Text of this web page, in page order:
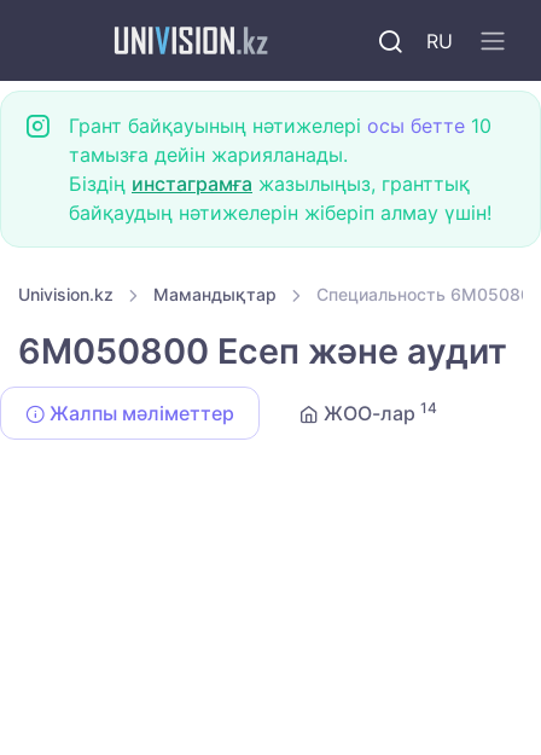
RU
Грант байқауының нәтижелері осы бетте 10
тамызға дейін жарияланады.
Біздің инстаграмға жазылыңыз, гранттық
байқаудың нәтижелерін жіберіп алмау үшін!
Univision.kz Мамандықтар Специальность
6M050800 Есеп және аудит
Жалпы мәліметтер ЖОО-лар 14